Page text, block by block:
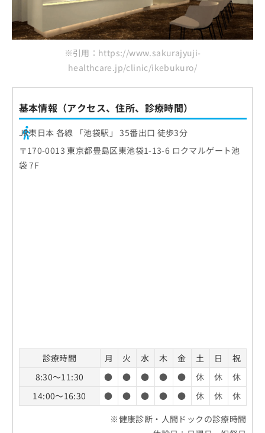
※引用：https://www.sakurajyuji-
healthcare.jp/clinic/ikebukuro/
基本情報（アクセス、住所、診療時間）
JR東日本 各線 「池袋駅」 35番出口 徒歩3分
〒170-0013 東京都豊島区東池袋1-13-6 ロクマルゲート池
袋 7F
診療時間 月 火 水 木 金 土 日
祝
8:30～11:30
● ● ● ● ● 休 休
休
14:00～16:30
● ● ● ● ● 休 休
休
※健康診断・人間ドックの診療時間